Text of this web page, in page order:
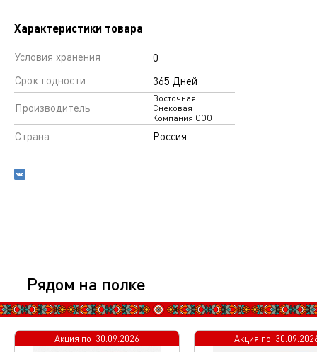
Характеристики товара
Условия хранения
0
Срок годности
365 Дней
Производитель
Восточная
Снековая
Компания ООО
Страна Россия
Рядом на полке
Эксклюзивно
Акция по 30.09.2026 Эксклюзивно
Акция по